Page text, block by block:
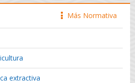
icono
Más Normativa
extractiva